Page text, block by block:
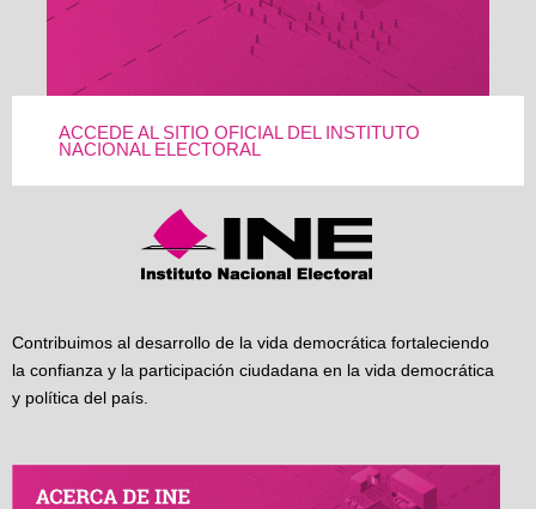
ACCEDE AL SITIO OFICIAL DEL INSTITUTO
NACIONAL ELECTORAL
Contribuimos al desarrollo de la vida democrática fortaleciendo
la confianza y la participación ciudadana en la vida democrática
y política del país.